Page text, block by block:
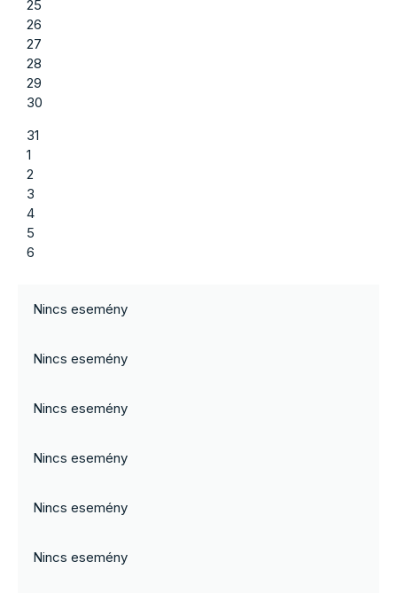
25
26
27
28
29
30
31
1
2
3
4
5
6
Nincs esemény
Nincs esemény
Nincs esemény
Nincs esemény
Nincs esemény
Nincs esemény